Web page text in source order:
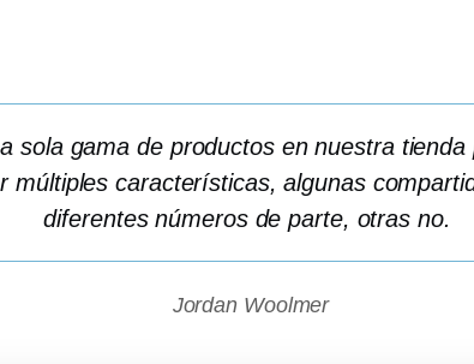
sola gama de productos en nuestra tienda
múltiples características, algunas
diferentes números de parte, otras no.
Jordan Woolmer